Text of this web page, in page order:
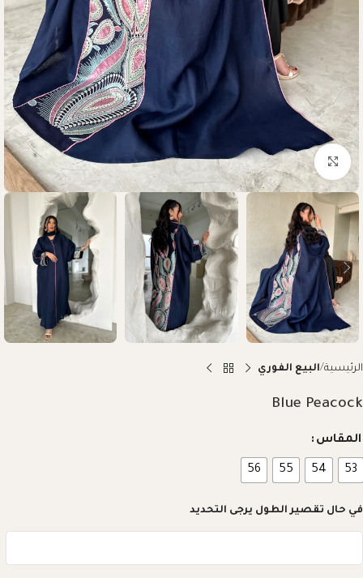
Click to enlarge
الرئيسية البيع الفوري
Blue Peacock
المقاس
53
54
55
56
في حال تقصير الطول يرجى التحديد